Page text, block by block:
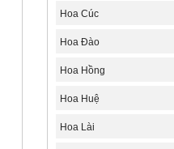
Hoa Cúc
Hoa Đào
Hoa Hồng
Hoa Huệ
Hoa Lài